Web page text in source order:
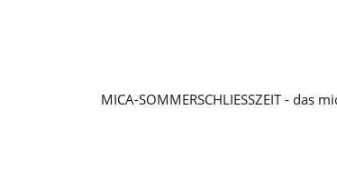
MICA-SOMMERSCHLIESSZEIT - das